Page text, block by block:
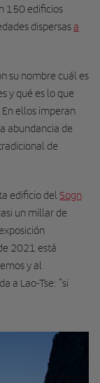
150 edificios
dispersasa
su nombre cuál es
y qué es lo que
ellos imperan
abundancia de
de
edificio delSogn
un millar de
2021 está
y al
a Lao-Tse: “si